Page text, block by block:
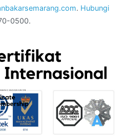
. Hubungi
0500.